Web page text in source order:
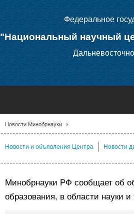
Федеральное
"Национальный научный
Новости Минобрнауки
Новости и объявления Центра Новости
Минобрнауки РФ сообщает об
образования, в области науки